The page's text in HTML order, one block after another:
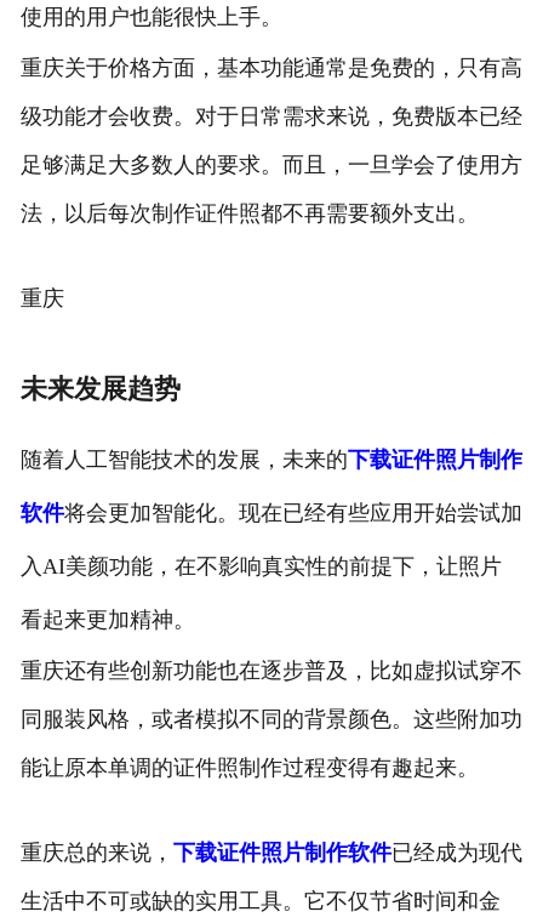
使用的用户也能很快上手。
重庆关于价格方面，基本功能通常是免费的，只有高
级功能才会收费。对于日常需求来说，免费版本已经
足够满足大多数人的要求。而且，一旦学会了使用方
法，以后每次制作证件照都不再需要额外支出。
重庆
未来发展趋势
随着人工智能技术的发展，未来的下载证件照片制作
软件将会更加智能化。现在已经有些应用开始尝试加
入AI美颜功能，在不影响真实性的前提下，让照片
看起来更加精神。
重庆还有些创新功能也在逐步普及，比如虚拟试穿不
同服装风格，或者模拟不同的背景颜色。这些附加功
能让原本单调的证件照制作过程变得有趣起来。
重庆总的来说， 下载证件照片制作软件已经成为现代
生活中不可或缺的实用工具。它不仅节省时间和金